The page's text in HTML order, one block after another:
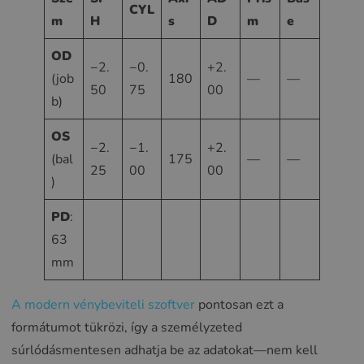
m
H
CYL
s
D
m
e
OD
(job
b)
−2.
50
−0.
75
180
+2.
00
— —
OS
(bal
)
−2.
25
−1.
00
175
+2.
00
— —
PD:
63
mm
A modern vénybeviteli szoftver pontosan ezt a
formátumot tükrözi, így a személyzeted
súrlódásmentesen adhatja be az adatokat—nem kell